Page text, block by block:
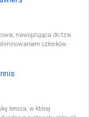
nawiązująca do tzw.
członków
tenisa, w której